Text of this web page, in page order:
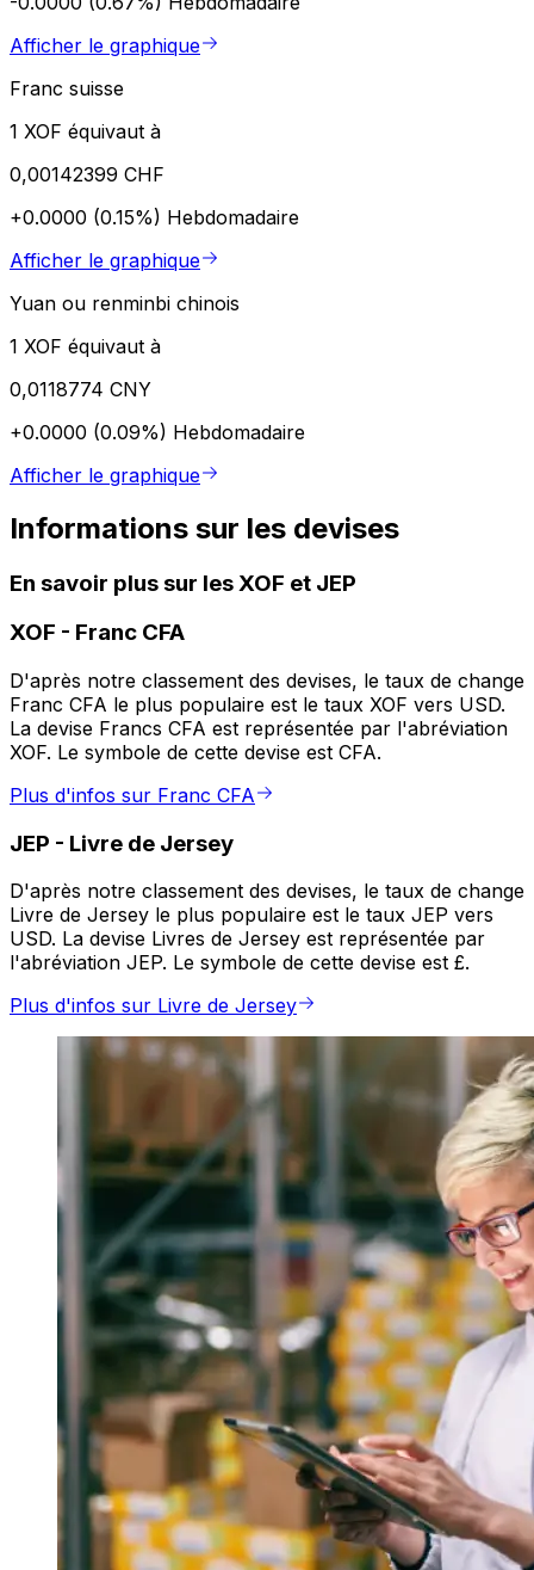
Afficher le graphique
Franc suisse
1 XOF équivaut à
0,00142399 CHF
+0.0000 (0.15%) Hebdomadaire
Afficher le graphique
Yuan ou renminbi chinois
1 XOF équivaut à
0,0118774 CNY
+0.0000 (0.09%) Hebdomadaire
Afficher le graphique
Informations sur les devises
En savoir plus sur les XOF et JEP
XOF - Franc CFA
D'après notre classement des devises, le taux de change
Franc CFA le plus populaire est le taux XOF vers USD.
La devise Francs CFA est représentée par l'abréviation
XOF. Le symbole de cette devise est CFA.
Plus d'infos sur Franc CFA
JEP - Livre de Jersey
D'après notre classement des devises, le taux de change
Livre de Jersey le plus populaire est le taux JEP vers
USD. La devise Livres de Jersey est représentée par
l'abréviation JEP. Le symbole de cette devise est £.
Plus d'infos sur Livre de Jersey